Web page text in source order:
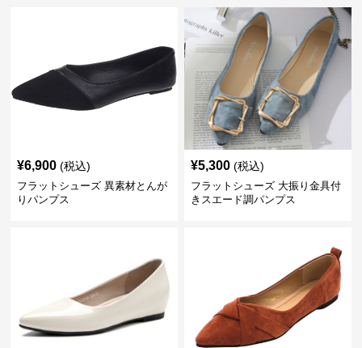
¥6,900 (税込)
フラットシューズ 異素材とんが
りパンプス
¥5,300 (税込)
フラットシューズ 大振り金具付
きスエード調パンプス